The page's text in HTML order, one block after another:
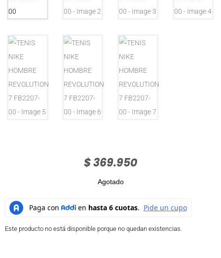
$369.950
Agotado
Este producto no está disponible porque no quedan existencias.